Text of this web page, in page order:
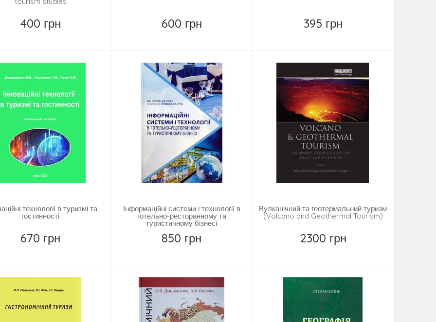
400 грн 600 грн 395 грн
технології в туризмі та
гостинності
670 грн
Інформаційні системи і технології в
готельно-ресторанному та
туристичному бізнесі
850 грн
Вулканічний та геотермальний туризм
(Volcano and Geothermal Tourism)
2300 грн